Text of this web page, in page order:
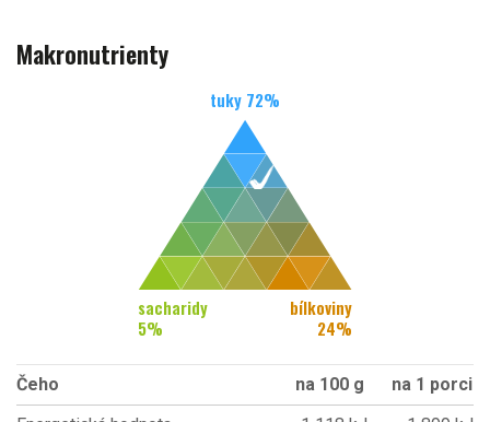
Makronutrienty
tuky 72%
sacharidy
5%
bílkoviny
24%
Čeho na 100 g
na 1 porci